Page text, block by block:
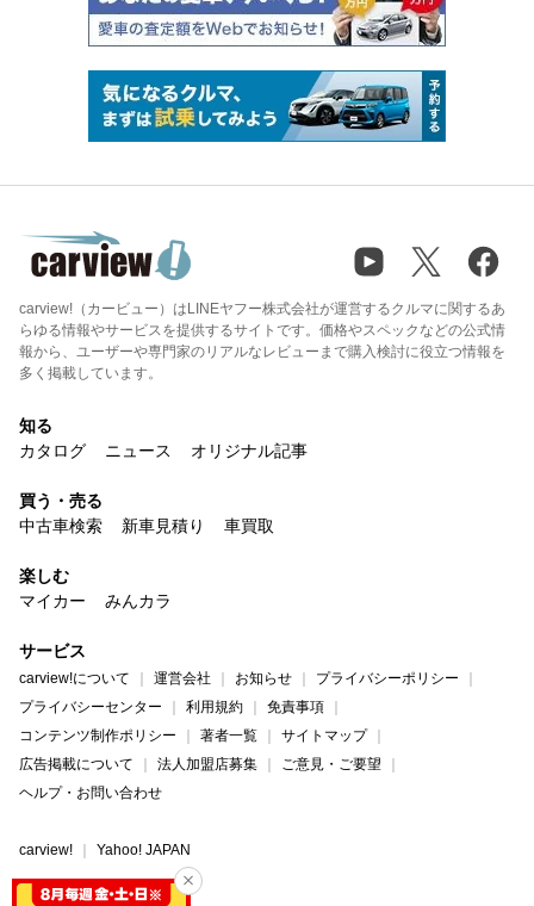
carview!（カービュー）はLINEヤフー株式会社が運営するクルマに関するあ
らゆる情報やサービスを提供するサイトです。価格やスペックなどの公式情
報から、ユーザーや専門家のリアルなレビューまで購入検討に役立つ情報を
多く掲載しています。
知る
カタログ
ニュース オリジナル記事
買う・売る
中古車検索
新車見積り 車買取
楽しむ
マイカー
みんカラ
サービス
carview!について 運営会社 お知らせ
プライバシーポリシー
プライバシーセンター
利用規約
免責事項
コンテンツ制作ポリシー
著者一覧
サイトマップ
広告掲載について
法人加盟店募集
ご意見・ご要望
ヘルプ・お問い合わせ
carview! Yahoo! JAPAN